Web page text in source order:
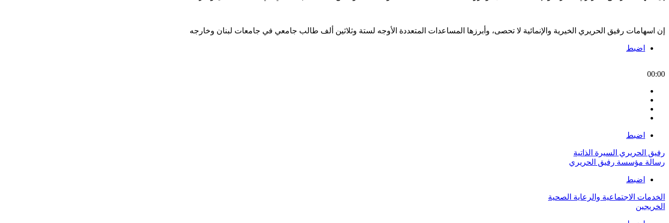
إن اسهامات رفيق الحريري الخيرية والإنمائية لا تحصى، وأبرزها المساعدات المتعددة الأوجه لستة وثلاثين ألف طالب جامعي في جامعات لبنان وخارجه
اضبط
00:00
اضبط
رفيق الحريري السيرة الذاتية
رسالة مؤسسة رفيق الحريري
اضبط
الخدمات الاجتماعية والرعاية الصحية
الخريجين